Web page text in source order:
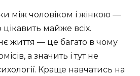
між чоловіком і жінкою —
майже всіх.
життя — це багато в чому
а значить і тут не
Краще навчатись на